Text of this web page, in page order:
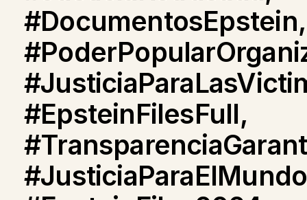
#DocumentosEpstein,
#EpsteinFilesFull,